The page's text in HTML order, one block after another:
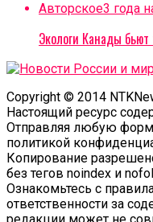
Авторское3 года
Экологи Канады бьют
Copyright © 2014
Настоящий ресурс
Отправляя любую
политикой
Копирование
без тегов noindex и
Ознакомьтесь с
ответственности за